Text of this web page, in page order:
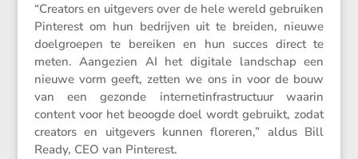
“Creators en uitge­vers over de hele wereld gebruiken
Pinte­rest om hun bedrijven uit te breiden, nieuwe
doelgroepen te bereiken en hun succes direct te
meten. Aange­zien AI het digitale landschap een
nieuwe vorm geeft, zetten we ons in voor de bouw
van een gezonde inter­net­in­fra­struc­tuur waarin
content voor het beoogde doel wordt gebruikt, zodat
creators en uitge­vers kunnen floreren,” aldus Bill
Ready, CEO van Pinterest.